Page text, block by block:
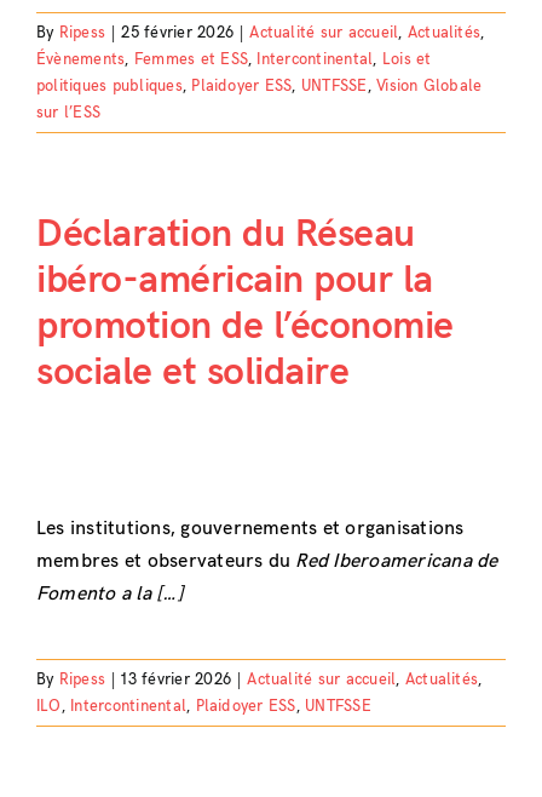
By Ripess 25 février 2026 Actualité sur accueil, Actualités,
Évènements, Femmes et ESS, Intercontinental, Lois et
politiques publiques, Plaidoyer ESS, UNTFSSE,Vision Globale
sur l’ESS
Déclaration du Réseau
ibéro-américain pour la
promotion de l’économie
sociale et solidaire
Les institutions, gouvernements et organisations
membres et observateurs du Red Iberoamericana de
Fomento a la […]
By Ripess 13 février 2026 Actualité sur accueil, Actualités,
ILO, Intercontinental, Plaidoyer ESS, UNTFSSE